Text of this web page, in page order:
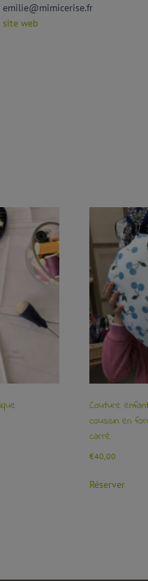
emilie@mimicerise.fr
site web
Couture
coussin en
carré
€40,00
Réserver